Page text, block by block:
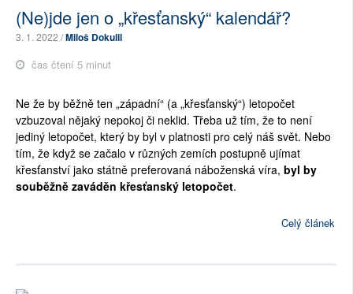
(Ne)jde jen o „křesťanský“ kalendář?
3. 1. 2022 /Miloš Dokulil
čas čtení 5 minut
Ne že by běžně ten „západní“ (a „křesťanský“) letopočet
vzbuzoval nějaký nepokoj či neklid. Třeba už tím, že to není
jediný letopočet, který by byl v platnosti pro celý náš svět. Nebo
tím, že když se začalo v různých zemích postupně ujímat
křesťanství jako státně preferovaná náboženská víra, byl by
souběžně zaváděn křesťanský letopočet.
Celý článek